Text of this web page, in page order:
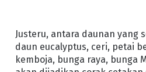
Justeru, antara daunan yang
daun eucalyptus, ceri, petai
kemboja, bunga raya, bunga